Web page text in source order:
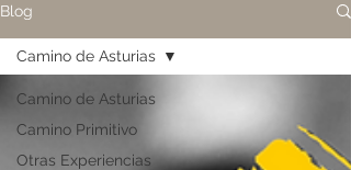
Blog
Camino de Asturias
Camino Primitivo
Otras Experiencias
Camino de Asturias